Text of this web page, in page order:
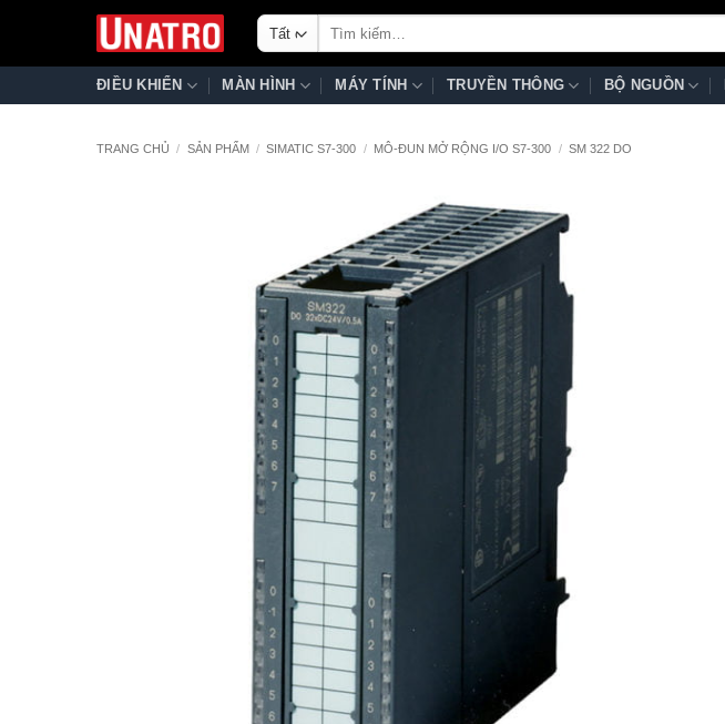
nội
ĐIỀU KHIỂN MÀN HÌNH MÁY TÍNH TRUYỀN THÔNG BỘ NGUỒN
TRANG CHỦ / SẢN PHẨM / SIMATIC S7-300 / MÔ-ĐUN MỞ RỘNG I/O S7-300 / SM 322 DO